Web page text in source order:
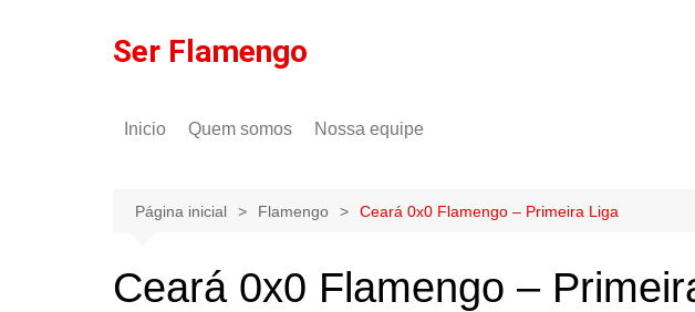
Ser Flamengo
Inicio Quem somos
Política de privacidade
Nossa equipe
Gilson Lima
Página inicial Flamengo Ceará 0x0 Flamengo – Primeira Liga
Ceará 0x0 Flamengo –